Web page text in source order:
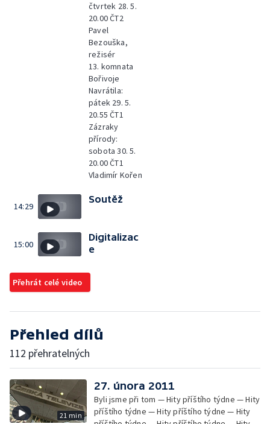
čtvrtek 28. 5.
20.00 ČT2
Pavel
Bezouška,
režisér
13. komnata
Bořivoje
Navrátila:
pátek 29. 5.
20.55 ČT1
Zázraky
přírody:
sobota 30. 5.
20.00 ČT1
Vladimír Kořen
14:29
Soutěž
15:00
Digitalizac
e
Přehrát celé video
Přehled dílů
112 přehratelných
21 min
27. února 2011
Byli jsme při tom — Hity příštího týdne — Hity
příštího týdne — Hity příštího týdne — Hity